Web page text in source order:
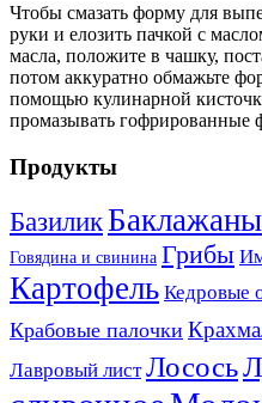
Чтобы смазать форму для
руки и елозить пачкой с
масла, положите в чашку,
потом аккуратно обмажьте
помощью кулинарной
промазывать гофрированные
Продукты
БазиликБаклажаны
Говядина и свинина Грибы
Картофель Кедровые
Крабовые палочки
Лавровый лист Лосось